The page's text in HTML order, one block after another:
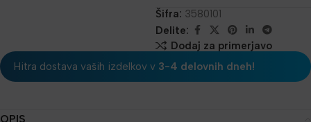
Šifra: 3580101
Delite:
Dodaj za primerjavo
Hitra dostava vaših izdelkov v 3-4 delovnih dneh!
OPIS